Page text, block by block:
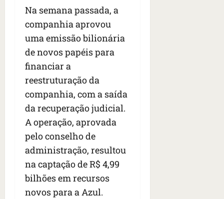
Na semana passada, a
companhia aprovou
uma emissão bilionária
de novos papéis para
financiar a
reestruturação da
companhia, com a saída
da recuperação judicial.
A operação, aprovada
pelo conselho de
administração, resultou
na captação de R$ 4,99
bilhões em recursos
novos para a Azul.